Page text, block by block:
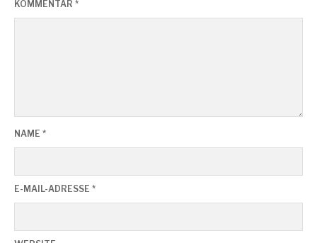
KOMMENTAR *
NAME *
E-MAIL-ADRESSE *